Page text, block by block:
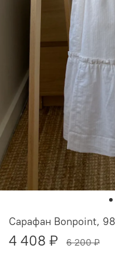
Сарафан Bonpoint, 98
4 408 ₽ 6 200 ₽